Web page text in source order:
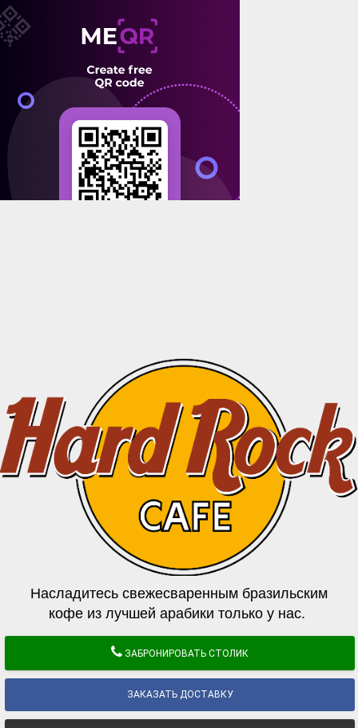
Насладитесь свежесваренным бразильским
кофе из лучшей арабики только у нас.
ЗАБРОНИРОВАТЬ СТОЛИК
ЗАКАЗАТЬ ДОСТАВКУ